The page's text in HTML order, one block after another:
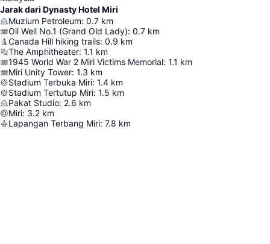
Jarak dari Dynasty Hotel Miri
Muzium Petroleum: 0.7 km
Oil Well No.1 (Grand Old Lady): 0.7 km
Canada Hill hiking trails: 0.9 km
The Amphitheater: 1.1 km
1945 World War 2 Miri Victims Memorial: 1.1 km
Miri Unity Tower: 1.3 km
Stadium Terbuka Miri: 1.4 km
Stadium Tertutup Miri: 1.5 km
Pakat Studio: 2.6 km
Miri: 3.2 km
Lapangan Terbang Miri: 7.8 km